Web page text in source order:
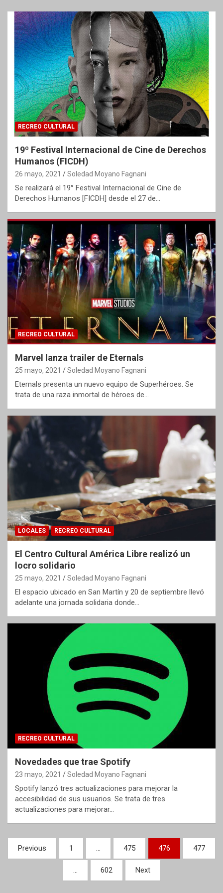
RECREO CULTURAL
19º Festival Internacional de Cine de Derechos
Humanos (FICDH)
26 mayo, 2021 Soledad Moyano Fagnani
Se realizará el 19° Festival Internacional de Cine de
Derechos Humanos [FICDH] desde el 27 de…
RECREO CULTURAL
Marvel lanza trailer de Eternals
25 mayo, 2021 Soledad Moyano Fagnani
Eternals presenta un nuevo equipo de Superhéroes. Se
trata de una raza inmortal de héroes de…
LOCALES RECREO CULTURAL
El Centro Cultural América Libre realizó un
locro solidario
25 mayo, 2021 Soledad Moyano Fagnani
El espacio ubicado en San Martín y 20 de septiembre llevó
adelante una jornada solidaria donde…
RECREO CULTURAL
Novedades que trae Spotify
23 mayo, 2021 Soledad Moyano Fagnani
Spotify lanzó tres actualizaciones para mejorar la
accesibilidad de sus usuarios. Se trata de tres
actualizaciones para mejorar…
Paginación
de
Previous 1 475 476 477
602 Next